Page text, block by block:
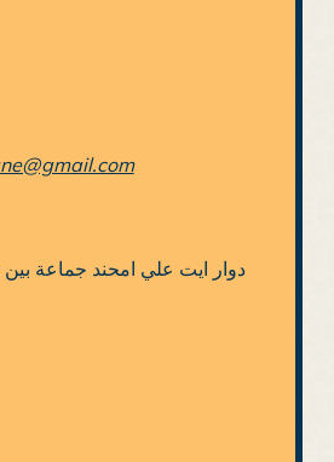
دوار ايت علي امحند جماعة بين